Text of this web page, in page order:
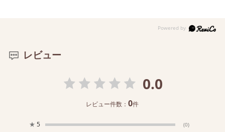
レビュー
0.0
レビュー件数：0件
★ 5 (0)